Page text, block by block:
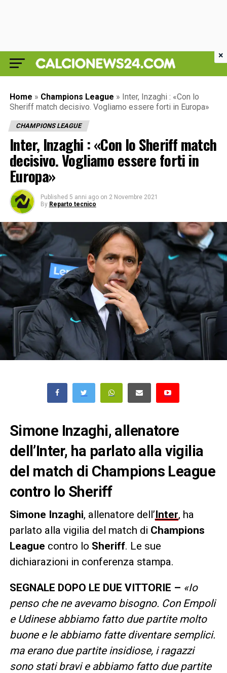
Home » Champions League » Inter, Inzaghi : «Con lo
Sheriff match decisivo. Vogliamo essere forti in Europa»
CHAMPIONS LEAGUE
Inter, Inzaghi : «Con lo Sheriff match
decisivo. Vogliamo essere forti in
Europa»
Published 5 anni ago on 2 Novembre 2021
By Reparto tecnico
Simone Inzaghi, allenatore
dell’Inter, ha parlato alla vigilia
del match di Champions League
contro lo Sheriff
Simone Inzaghi, allenatore dell’Inter, ha
parlato alla vigilia del match di Champions
League contro lo Sheriff. Le sue
dichiarazioni in conferenza stampa.
SEGNALE DOPO LE DUE VITTORIE – «Io
penso che ne avevamo bisogno. Con Empoli
e Udinese abbiamo fatto due partite molto
buone e le abbiamo fatte diventare semplici.
ma erano due partite insidiose, i ragazzi
sono stati bravi e abbiamo fatto due partite
×